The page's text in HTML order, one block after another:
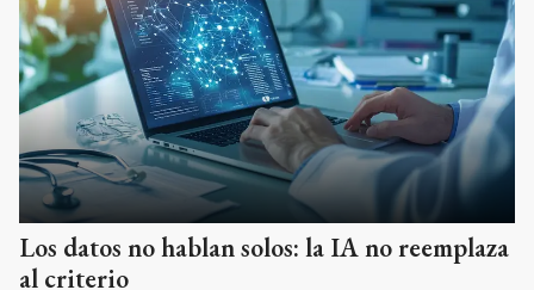
Los datos no hablan solos: la IA no reemplaza
al criterio